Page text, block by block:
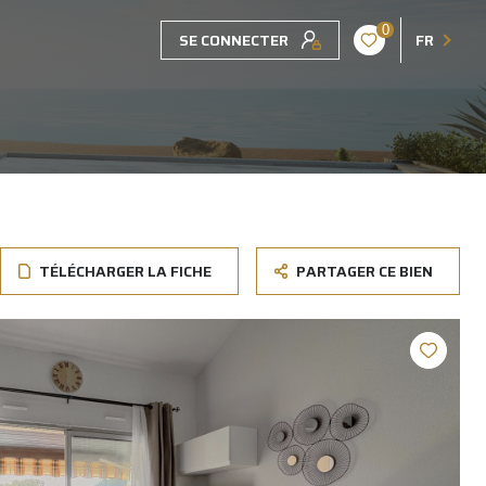
SE CONNECTER 0 FR
TÉLÉCHARGER LA FICHE PARTAGER CE BIEN